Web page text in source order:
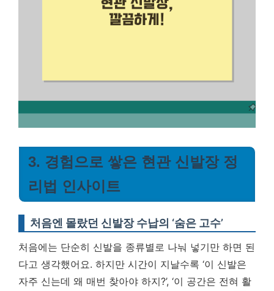
3. 경험으로 쌓은 현관 신발장 정
리법 인사이트
처음엔 몰랐던 신발장 수납의 ‘숨은 고수’
처음에는 단순히 신발을 종류별로 나눠 넣기만 하면 된
다고 생각했어요. 하지만 시간이 지날수록 ‘이 신발은
자주 신는데 왜 매번 찾아야 하지?’, ‘이 공간은 전혀 활